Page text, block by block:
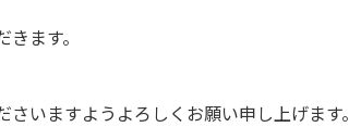
ます。
いますようよろしくお願い申し上げます。